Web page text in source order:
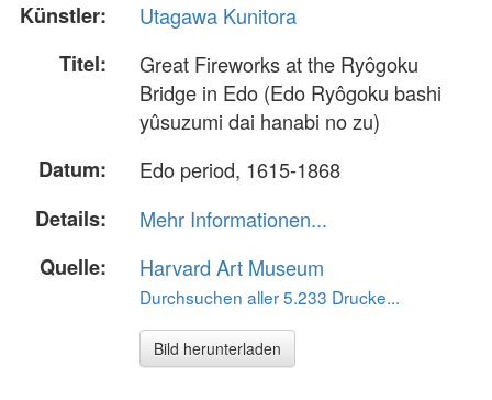
Künstler:
Utagawa Kunitora
Titel:
Great Fireworks at the Ryôgoku
Bridge in Edo (Edo Ryôgoku bashi
yûsuzumi dai hanabi no zu)
Datum:
Edo period, 1615-1868
Details:
Mehr Informationen...
Quelle:
Harvard Art Museum
Durchsuchen aller 5.233 Drucke...
Bild herunterladen